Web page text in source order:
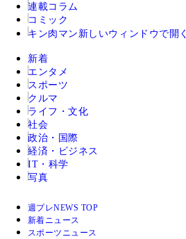
連載コラム
コミック
キン肉マン 新しいウィンドウで開く
新着
エンタメ
スポーツ
クルマ
ライフ・文化
社会
政治・国際
経済・ビジネス
IT・科学
写真
週プレNEWS TOP
新着ニュース
スポーツニュース